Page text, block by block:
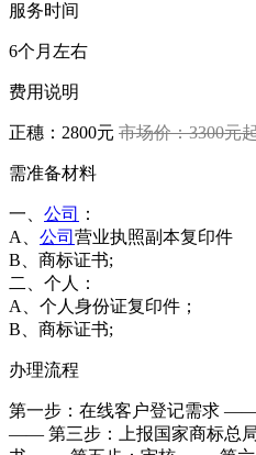
服务时间
6个月左右
费用说明
正穗：2800元 市场价：3300元
需准备材料
一、 公司
：
A、 公司 营业执照副本复印件
B、商标证书;
二、个人：
A、个人身份证复印件；
B、商标证书;
办理流程
第一步：在线客户登记需求
—— 第三步：上报国家商标总